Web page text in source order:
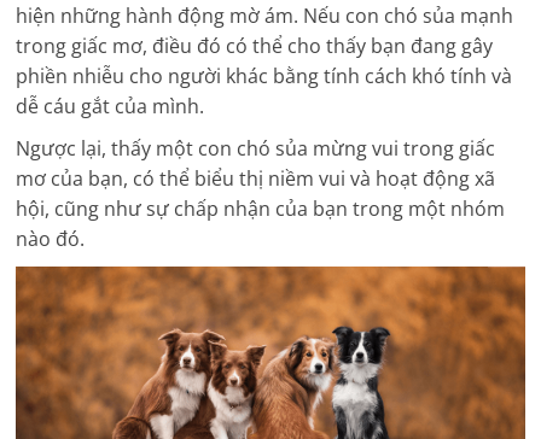
hiện những hành động mờ ám. Nếu con chó sủa mạnh
trong giấc mơ, điều đó có thể cho thấy bạn đang gây
phiền nhiễu cho người khác bằng tính cách khó tính và
dễ cáu gắt của mình.
Ngược lại, thấy một con chó sủa mừng vui trong giấc
mơ của bạn, có thể biểu thị niềm vui và hoạt động xã
hội, cũng như sự chấp nhận của bạn trong một nhóm
nào đó.